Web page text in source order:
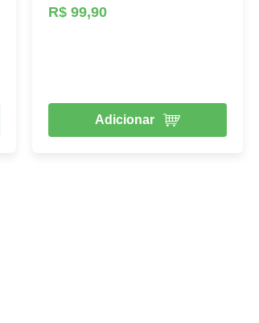
R$ 99,90
Adicionar